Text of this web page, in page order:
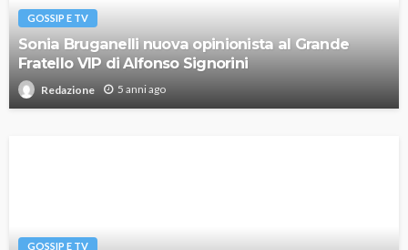
GOSSIP E TV
Sonia Bruganelli nuova opinionista al Grande
Fratello VIP di Alfonso Signorini
Redazione 5 anni ago
GOSSIP E TV